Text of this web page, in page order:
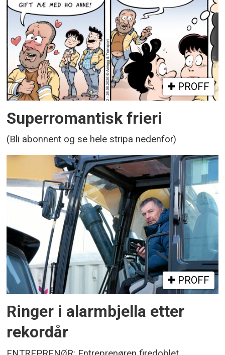
PROFF
Superromantisk frieri
(Bli abonnent og se hele stripa nedenfor)
PROFF
Ringer i alarmbjella etter
rekordår